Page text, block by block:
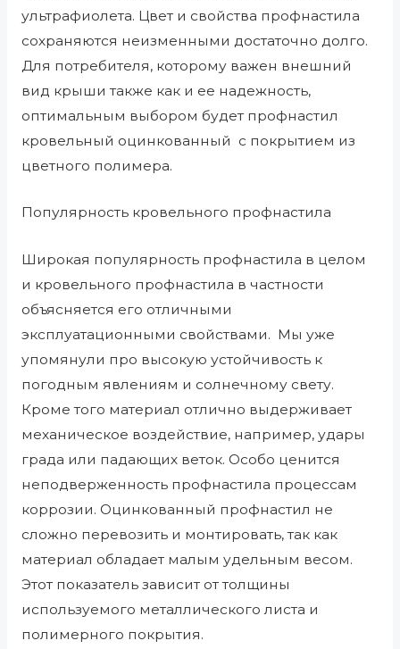
ультрафиолета. Цвет и свойства профнастила
сохраняются неизменными достаточно долго.
Для потребителя, которому важен внешний
вид крыши также как и ее надежность,
оптимальным выбором будет профнастил
кровельный оцинкованный с покрытием из
цветного полимера.
Популярность кровельного профнастила
Широкая популярность профнастила в целом
и кровельного профнастила в частности
объясняется его отличными
эксплуатационными свойствами. Мы уже
упомянули про высокую устойчивость к
погодным явлениям и солнечному свету.
Кроме того материал отлично выдерживает
механическое воздействие, например, удары
града или падающих веток. Особо ценится
неподверженность профнастила процессам
коррозии. Оцинкованный профнастил не
сложно перевозить и монтировать, так как
материал обладает малым удельным весом.
Этот показатель зависит от толщины
используемого металлического листа и
полимерного покрытия.